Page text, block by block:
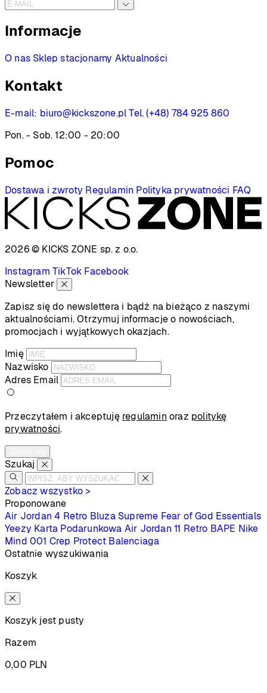
Informacje
O nas Sklep stacjonarny Aktualności
Kontakt
E-mail: biuro@kickszone.pl Tel. (+48) 784 925 860
Pon. - Sob. 12:00 - 20:00
Pomoc
Dostawa i zwroty Regulamin Polityka prywatności FAQ
2026 © KICKS ZONE sp. z o.o.
Instagram TikTok Facebook
Newsletter
Zapisz się do newslettera i bądź na bieżąco z naszymi
aktualnościami. Otrzymuj informacje o nowościach,
promocjach i wyjątkowych okazjach.
Imię
Nazwisko
Adres Email
Przeczytałem i akceptuję regulamin oraz politykę
prywatności.
Szukaj
Zobacz wszystko >
Proponowane
Air Jordan 4 Retro Bluza Supreme Fear of God Essentials
Yeezy Karta Podarunkowa Air Jordan 11 Retro BAPE Nike
Mind 001 Crep Protect Balenciaga
Ostatnie wyszukiwania
Koszyk
Koszyk jest pusty
Razem
0,00 PLN